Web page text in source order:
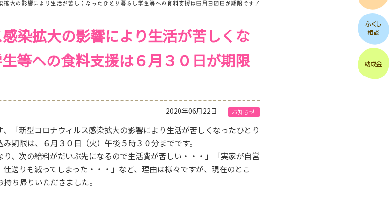
拡大の影響により生活が苦しくなったひとり暮らし学生等への食料支援は６月３０日が期限です！
染拡大の影響により生活が苦しくな
等への食料支援は６月３０日が期限
2020年06月22日 お知らせ
「新型コロナウィルス感染拡大の影響により生活が苦しくなったひとり
期限は、６月３０日（火）午後５時３０分までです。
り、次の給料がだいぶ先になるので生活費が苦しい・・・」「実家が自営
送りも減ってしまった・・・」など、理由は様々ですが、現在のとこ
ち帰りいただきました。